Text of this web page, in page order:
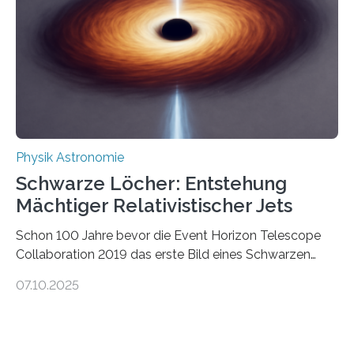
die Herleitung. (DOI: 10.1126/sciadv.adw8462)
Verbrennungsmotoren oder Dampfturbinen sind
Wärmekraftmaschinen: Sie wandeln thermische
Energie in mechanische Bewegung um – oder anders
ausgedrückt, Wärme in Bewegung. In
quantenmechanischen Experimenten ist es in den…
Physik Astronomie
Schwarze Löcher: Entstehung
Mächtiger Relativistischer Jets
Schon 100 Jahre bevor die Event Horizon Telescope
Collaboration 2019 das erste Bild eines Schwarzen
hatte der Astronom Heber Curtis einen seltsamen
07.10.2025